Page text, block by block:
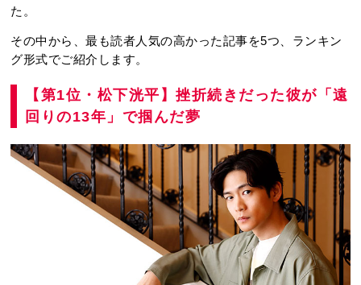
た。
その中から、最も読者人気の高かった記事を5つ、ランキン
グ形式でご紹介します。
【第1位・松下洸平】挫折続きだった彼が「遠
回りの13年」で掴んだ夢